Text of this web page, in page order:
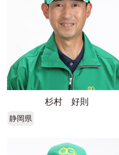
杉村 好則
静岡県